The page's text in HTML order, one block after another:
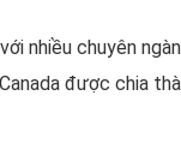
nhiều chuyên
được chia